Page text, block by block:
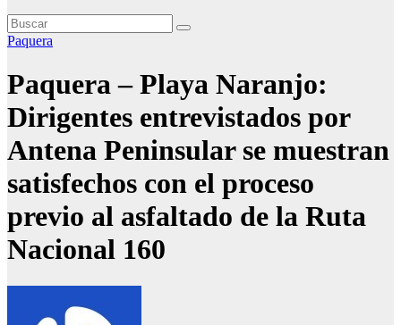
Paquera
Paquera – Playa Naranjo:
Dirigentes entrevistados por
Antena Peninsular se muestran
satisfechos con el proceso
previo al asfaltado de la Ruta
Nacional 160